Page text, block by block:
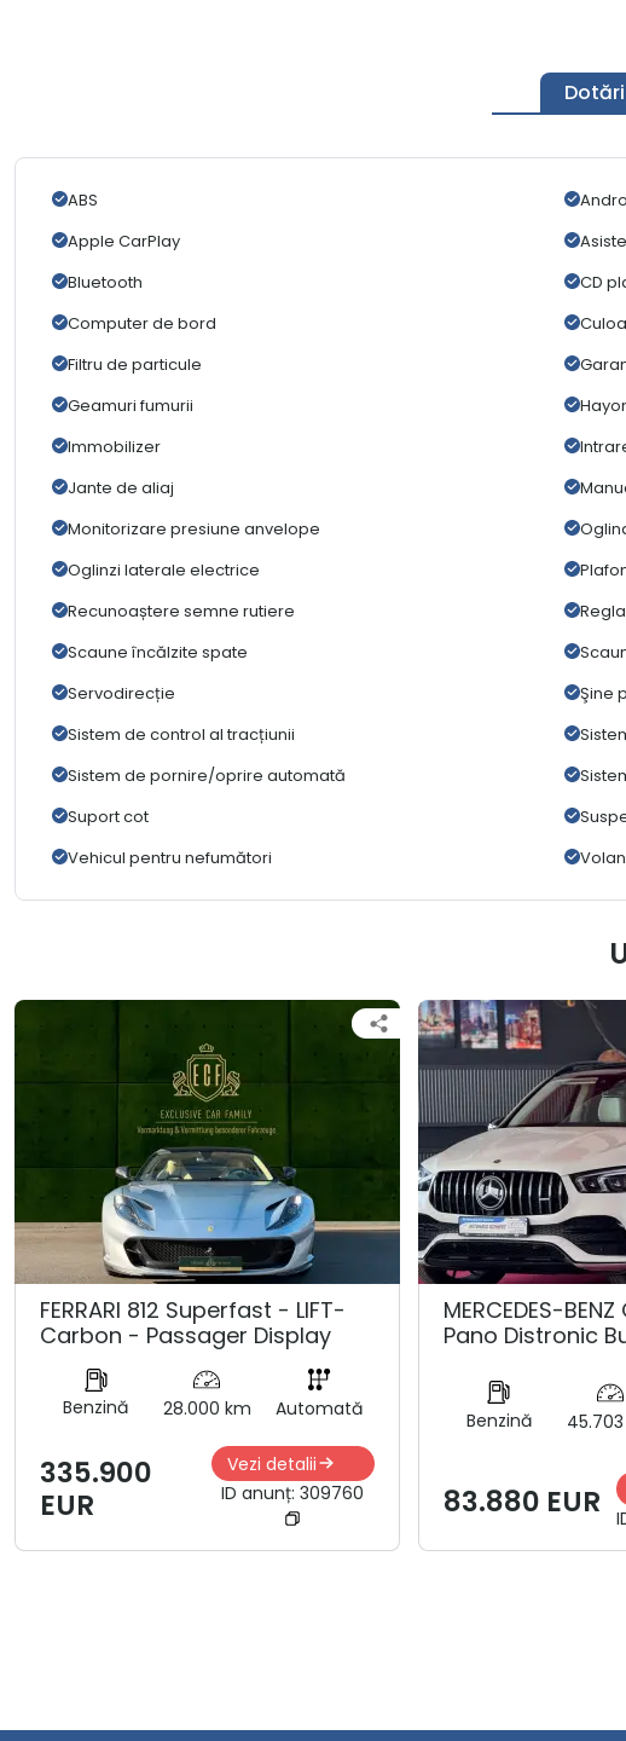
ABS
Apple CarPlay
Bluetooth
CD
Computer de bord
Filtru de particule
Geamuri fumurii
Immobilizer
Jante de aliaj
Monitorizare presiune anvelope
Oglinzi laterale electrice
Recunoaștere semne rutiere
Scaune încălzite spate
Servodirecție
Şine
Sistem de control al tracțiunii
Sistem de pornire/oprire automată
Suport cot
Vehicul pentru nefumători
FERRARI 812 Superfast - LIFT-
Carbon - Passager Display
Benzină 28.000 km Automată
335.900
EUR
Vezi detalii
ID anunț:309760
MERCEDES-
Pano Distronic
Benzină
83.880 EUR